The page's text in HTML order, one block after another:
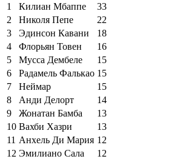
1
Килиан Мбаппе
33
2
Николя Пепе
22
3
Эдинсон Кавани
18
4
Флорьян Товен
16
5
Мусса Дембеле
15
6
Радамель Фалькао 15
7
Неймар
15
8
Анди Делорт
14
9
Жонатан Бамба
13
10 Вахби Хазри
13
11 Анхель Ди Мария 12
12 Эмилиано Сала
12